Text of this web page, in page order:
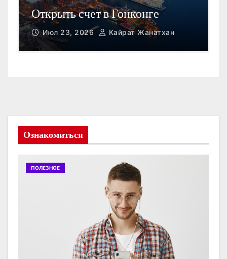
Открыть счет в Гонконге
Июл 23, 2026 Кайрат Жанатхан
Ознакомиться
ПОЛЕЗНОЕ